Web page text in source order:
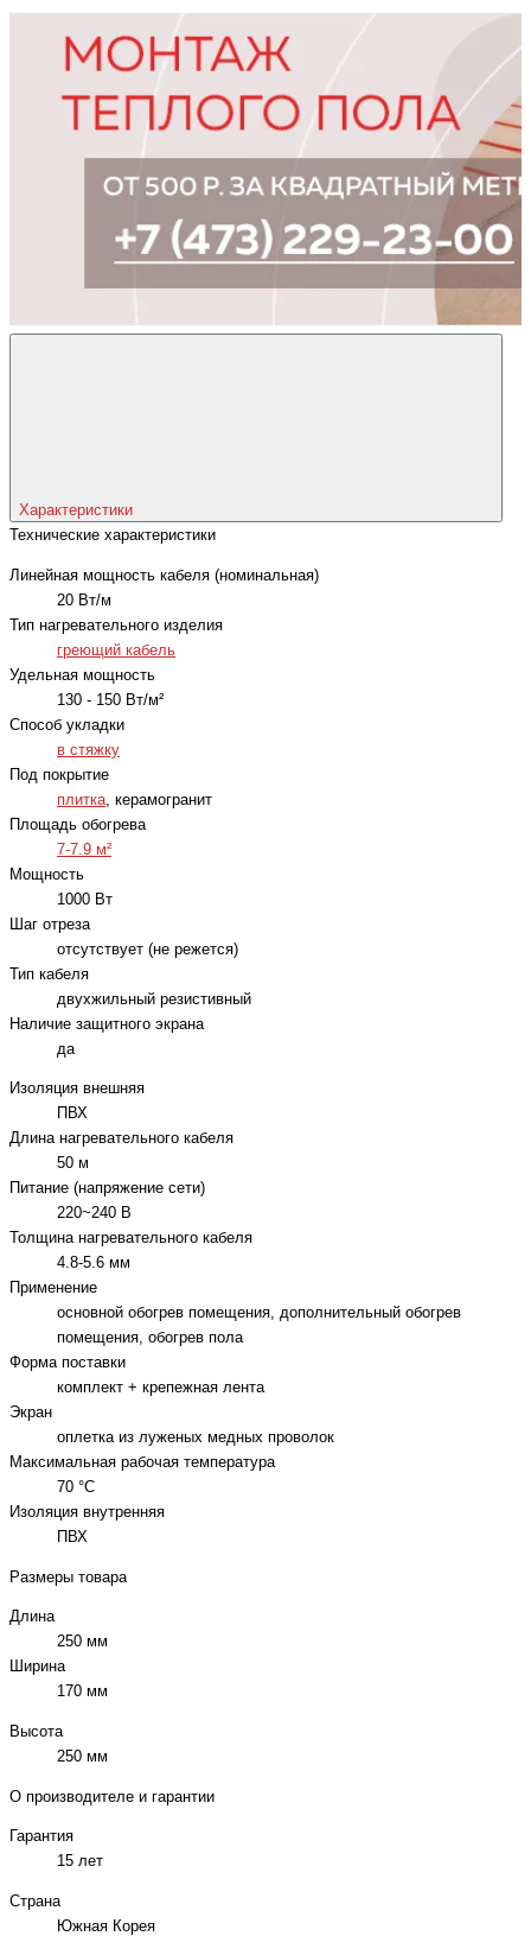
Характеристики
Технические характеристики
Линейная мощность кабеля (номинальная)
20 Вт/м
Тип нагревательного изделия
греющий кабель
Удельная мощность
130 - 150 Вт/м²
Способ укладки
в стяжку
Под покрытие
плитка , керамогранит
Площадь обогрева
7-7.9 м²
Мощность
1000 Вт
Шаг отреза
отсутствует (не режется)
Тип кабеля
двухжильный резистивный
Наличие защитного экрана
да
Изоляция внешняя
ПВХ
Длина нагревательного кабеля
50 м
Питание (напряжение сети)
220~240 В
Толщина нагревательного кабеля
4.8-5.6 мм
Применение
основной обогрев помещения, дополнительный обогрев
помещения, обогрев пола
Форма поставки
комплект + крепежная лента
Экран
оплетка из луженых медных проволок
Максимальная рабочая температура
70 °C
Изоляция внутренняя
ПВХ
Размеры товара
Длина
250 мм
Ширина
170 мм
Высота
250 мм
О производителе и гарантии
Гарантия
15 лет
Страна
Южная Корея